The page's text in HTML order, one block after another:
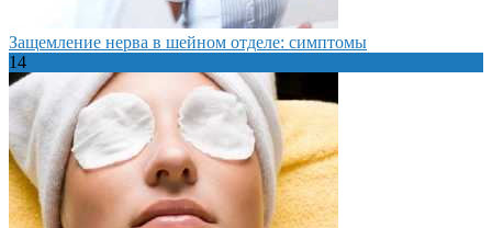
Защемление нерва в шейном отделе: симптомы
14